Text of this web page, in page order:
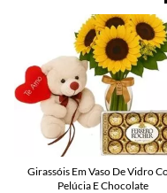
Girassóis Em Vaso De Vidro
Pelúcia E Chocolate